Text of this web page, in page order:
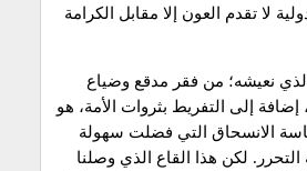
لا تقدم العون إلا مقابل الكرامة
نعيشه؛ من فقر مدقع وضياع
إلى التفريط بثروات الأمة، هو
الانسحاق التي فضلت سهولة
لكن هذا القاع الذي وصلنا